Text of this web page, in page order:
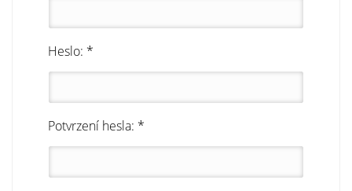
Heslo: *
Potvrzení hesla: *